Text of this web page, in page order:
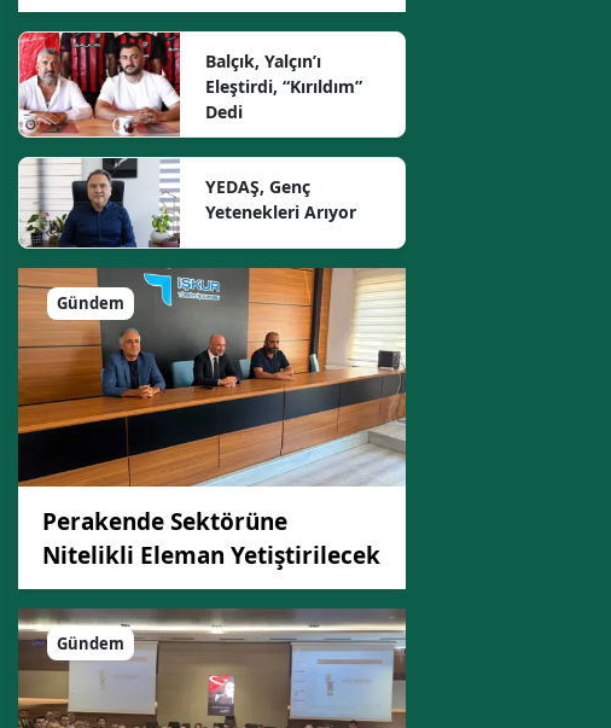
Balçık, Yalçın’ı
Eleştirdi, “Kırıldım”
Dedi
YEDAŞ, Genç
Yetenekleri Arıyor
Gündem
Perakende Sektörüne
Nitelikli Eleman Yetiştirilecek
Gündem